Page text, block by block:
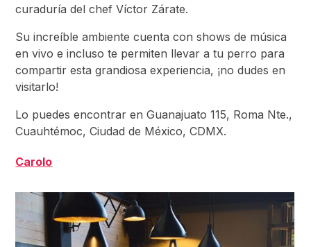
curaduría del chef Víctor Zárate.
Su increíble ambiente cuenta con shows de música
en vivo e incluso te permiten llevar a tu perro para
compartir esta grandiosa experiencia, ¡no dudes en
visitarlo!
Lo puedes encontrar en Guanajuato 115, Roma Nte.,
Cuauhtémoc, Ciudad de México, CDMX.
Carolo